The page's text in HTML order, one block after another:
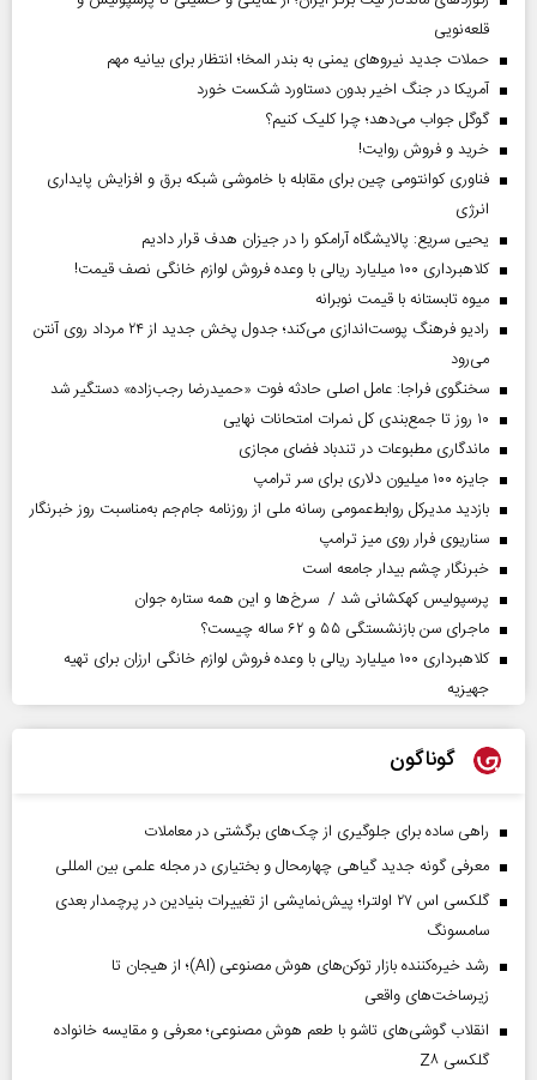
قلعه‌نویی
حملات جدید نیروهای یمنی به بندر المخا؛ انتظار برای بیانیه مهم
آمریکا در جنگ اخیر بدون دستاورد شکست خورد
گوگل جواب می‌دهد؛ چرا کلیک کنیم؟
خرید و فروش روایت!
فناوری کوانتومی چین برای مقابله با خاموشی شبکه برق و افزایش پایداری
انرژی
یحیی سریع: پالایشگاه آرامکو را در جیزان هدف قرار دادیم
کلاهبرداری ۱۰۰ میلیارد ریالی با وعده فروش لوازم خانگی نصف قیمت!
میوه تابستانه با قیمت نوبرانه
رادیو فرهنگ پوست‌اندازی می‌کند؛ جدول پخش جدید از ۲۴ مرداد روی آنتن
می‌رود
سخنگوی فراجا: عامل اصلی حادثه فوت «حمیدرضا رجب‌زاده» دستگیر شد
۱۰ روز تا جمع‌بندی کل نمرات امتحانات نهایی
ماندگاری مطبوعات در تندباد فضای مجازی
جایزه ۱۰۰ میلیون دلاری برای سر ترامپ
بازدید مدیرکل روابط‌عمومی رسانه ملی از روزنامه جام‌جم به‌مناسبت روز خبرنگار
سناریوی فرار روی میز ترامپ
خبرنگار چشم بیدار جامعه است
پرسپولیس کهکشانی شد / سرخ‌ها و این همه ستاره جوان
ماجرای سن بازنشستگی ۵۵ و ۶۲ ساله چیست؟
کلاهبرداری ۱۰۰ میلیارد ریالی با وعده فروش لوازم خانگی ارزان برای تهیه
جهیزیه
گوناگون
راهی ساده برای جلوگیری از چک‌های برگشتی در معاملات
معرفی گونه جدید گیاهی چهارمحال و بختیاری در مجله علمی بین المللی
گلکسی اس ۲۷ اولترا؛ پیش‌نمایشی از تغییرات بنیادین در پرچمدار بعدی
سامسونگ
رشد خیره‌کننده بازار توکن‌های هوش مصنوعی (AI)؛ از هیجان تا
زیرساخت‌های واقعی
انقلاب گوشی‌های تاشو‌ با طعم هوش مصنوعی؛ معرفی و مقایسه خانواده
گلکسی Z۸